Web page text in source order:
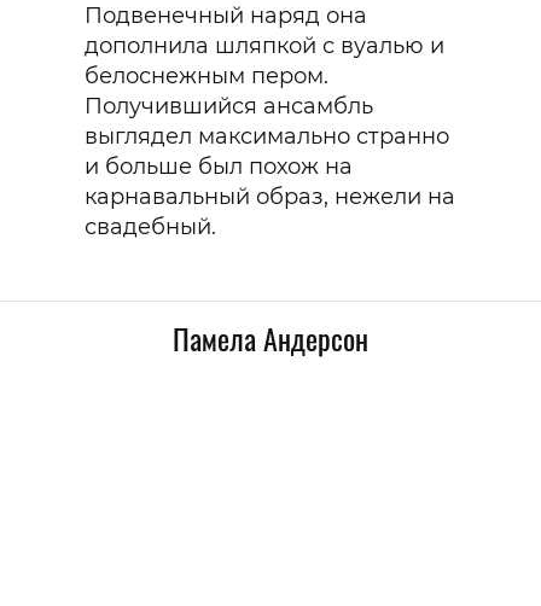
Подвенечный наряд она
дополнила шляпкой с вуалью и
белоснежным пером.
Получившийся ансамбль
выглядел максимально странно
и больше был похож на
карнавальный образ, нежели на
свадебный.
Памела Андерсон